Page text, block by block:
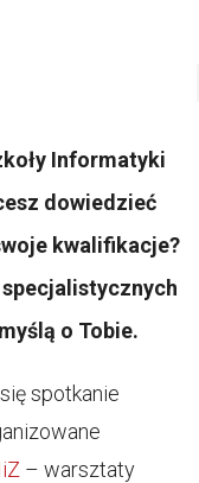
Informatyki
dowiedzieć
kwalifikacje?
specjalistycznych
o Tobie.
spotkanie
– warsztaty